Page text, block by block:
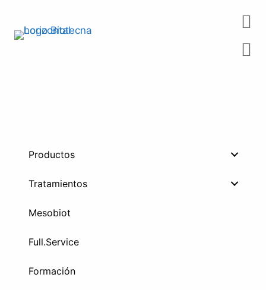
contenido
Productos
Tratamientos
Mesobiot
Full.Service
Formación